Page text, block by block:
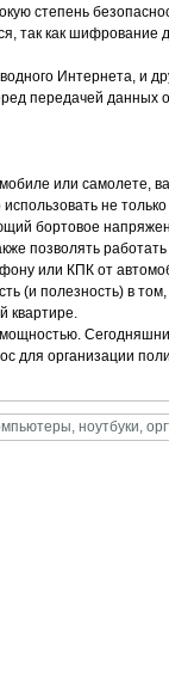
степень
так как шифрование
Интернета, и
передачей данных
или самолете,
не
бортовое
позволять
или КПК от
(и полезность) в
квартире.
для организации
ноутбуки,